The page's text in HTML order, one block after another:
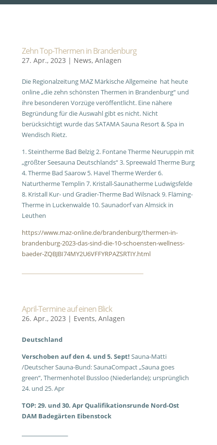
Zehn Top-Thermen in Brandenburg
27. Apr., 2023 | News, Anlagen
Die Regionalzeitung MAZ Märkische Allgemeine hat heute
online „die zehn schönsten Thermen in Brandenburg“ und
ihre besonderen Vorzüge veröffentlicht. Eine nähere
Begründung für die Auswahl gibt es nicht. Nicht
berücksichtigt wurde das SATAMA Sauna Resort & Spa in
Wendisch Rietz.
1. Steintherme Bad Belzig 2. Fontane Therme Neuruppin mit
„größter Seesauna Deutschlands“ 3. Spreewald Therme Burg
4. Therme Bad Saarow 5. Havel Therme Werder 6.
Naturtherme Templin 7. Kristall-Saunatherme Ludwigsfelde
8. Kristall Kur- und Gradier-Therme Bad Wilsnack 9. Fläming-
Therme in Luckenwalde 10. Saunadorf van Almsick in
Leuthen
https://www.maz-online.de/brandenburg/thermen-in-
brandenburg-2023-das-sind-die-10-schoensten-wellness-
baeder-ZQBJBI74MY2U6VFFYRPAZSRTIY.html
April-Termine auf einen Blick
26. Apr., 2023 | Events, Anlagen
Deutschland
Verschoben auf den 4. und 5. Sept! Sauna-Matti
/Deutscher Sauna-Bund: SaunaCompact „Sauna goes
green“, Thermenhotel Bussloo (Niederlande); ursprünglich
24. und 25. Apr
TOP: 29. und 30. Apr Qualifikationsrunde Nord-Ost
DAM Badegärten Eibenstock